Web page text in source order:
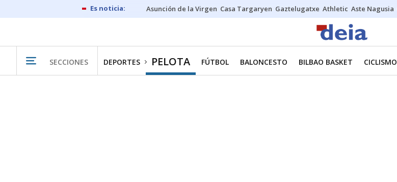
Asunción de la Virgen Casa Targaryen Gaztelugatxe Athletic Aste Nagusia
SECCIONES DEPORTES PELOTA FÚTBOL BALONCESTO BILBAO BASKET CICLISMO